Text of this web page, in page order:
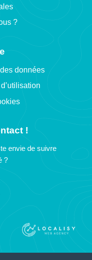
?
données
!
envie de suivre
?